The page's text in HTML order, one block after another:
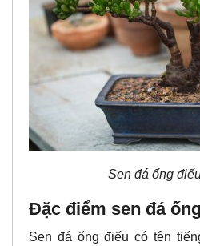
Sen đá ống
Đặc điểm sen đá
Sen đá ống điếu có tên